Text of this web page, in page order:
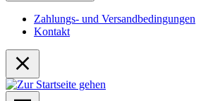
Zahlungs- und Versandbedingungen
Kontakt